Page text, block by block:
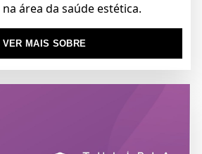
área da saúde estética.
VER MAIS SOBRE